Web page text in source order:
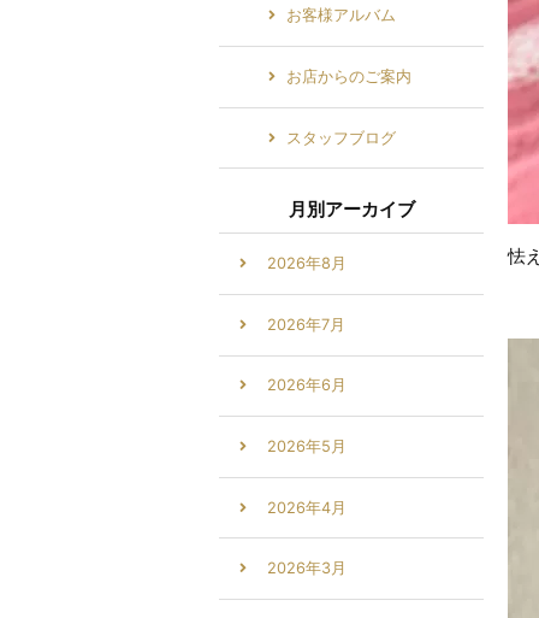
怯
お客様アルバム
お店からのご案内
スタッフブログ
月別アーカイブ
2026年8月
2026年7月
2026年6月
2026年5月
2026年4月
2026年3月